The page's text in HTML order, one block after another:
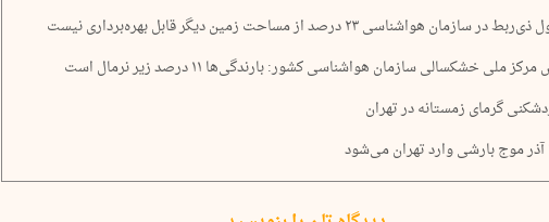
در سازمان هواشناسی ۲۳ درصد از مساحت زمین دیگر قابل بهره‌برداری نیست
ملی خشکسالی سازمان هواشناسی کشور: بارندگی‌ها ۱۱ درصد زیر نرمال است
گرمای زمستانه در تهران